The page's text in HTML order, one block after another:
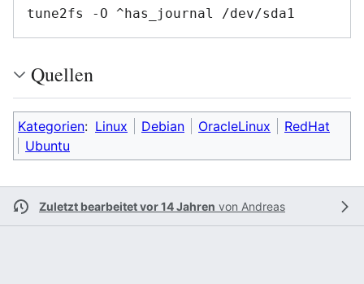
tune2fs -O ^has_journal /dev/sda1
Quellen
Kategorien: Linux Debian OracleLinux
RedHat
Ubuntu
Zuletzt bearbeitet vor 14 Jahren von Andreas